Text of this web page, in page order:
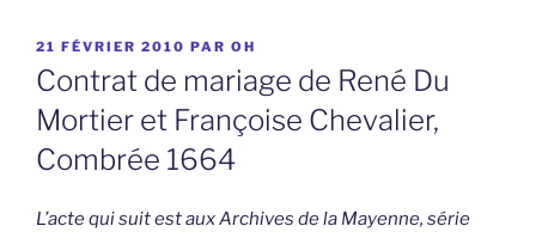
PUBLIÉ
LE
21 FÉVRIER 2010 PAR OH
Contrat de mariage de René Du
Mortier et Françoise Chevalier,
Combrée 1664
L’acte qui suit est aux Archives de la Mayenne, série